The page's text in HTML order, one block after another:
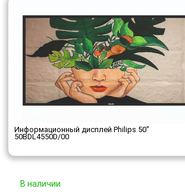
Информационный дисплей Philips 50"
50BDL4550D/00
В наличии